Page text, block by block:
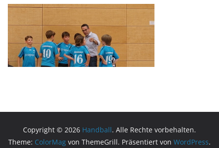
Copyright © 2026 Handball. Alle Rechte vorbehalten.
Theme: ColorMag von ThemeGrill. Präsentiert von WordPress.